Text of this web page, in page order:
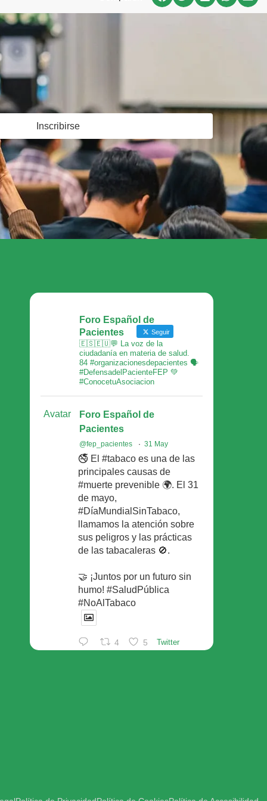
Inscribirse
Foro Español de
Pacientes
Seguir
🇪🇸🇪🇺💬 La voz de la
ciudadanía en materia de salud.
84 #organizacionesdepacientes 🗣
#DefensadelPacienteFEP 💚
#ConocetuAsociacion
Avatar
Foro Español de
Pacientes
@fep_pacientes · 31 May
🚭 El #tabaco es una de las
principales causas de
#muerte prevenible 🌍. El 31
de mayo,
#DíaMundialSinTabaco,
llamamos la atención sobre
sus peligros y las prácticas
de las tabacaleras 🚫.
🤝 ¡Juntos por un futuro sin
humo! #SaludPública
#NoAlTabaco
4 5 Twitter